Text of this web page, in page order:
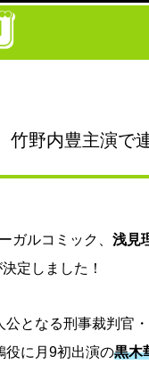
竹野内豊主演
ガルコミック、浅見
定しました！
公となる刑事裁判官
役に月9初出演の黒木